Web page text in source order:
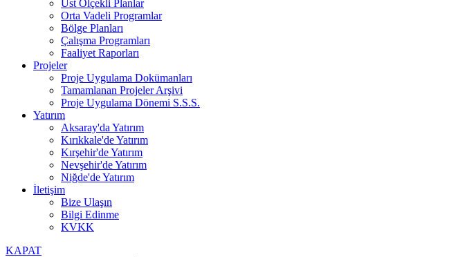
Üst Ölçekli Planlar
Orta Vadeli Programlar
Bölge Planları
Çalışma Programları
Faaliyet Raporları
Projeler
Proje Uygulama Dokümanları
Tamamlanan Projeler Arşivi
Proje Uygulama Dönemi S.S.S.
Yatırım
Aksaray'da Yatırım
Kırıkkale'de Yatırım
Kırşehir'de Yatırım
Nevşehir'de Yatırım
Niğde'de Yatırım
İletişim
Bize Ulaşın
Bilgi Edinme
KVKK
KAPAT